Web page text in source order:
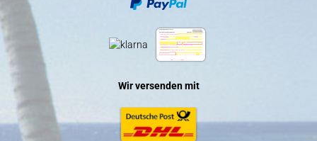
Wir versenden mit